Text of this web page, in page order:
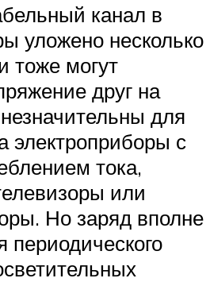
канал в
уложено несколько
тоже могут
друг на
для
электроприборы с
тока,
или
Но заряд вполне
периодического